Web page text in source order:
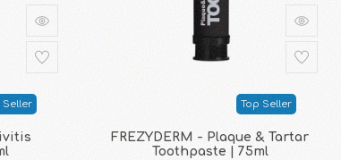
Seller Top Seller
FREZYDERM - Plaque & Tartar
Toothpaste | 75ml